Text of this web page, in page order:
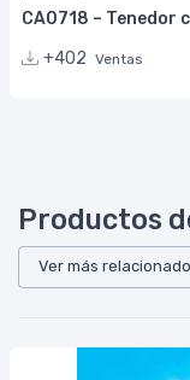
CA0718 – Tenedor
+402 Ventas
Productos
Ver más